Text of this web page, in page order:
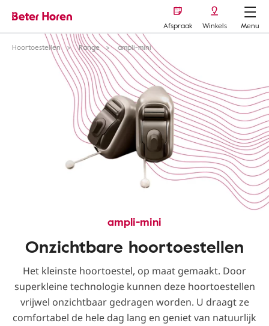
Afspraak Winkels
Menu
Hoortoestellen
Range ampli-mini
ampli-mini
Onzichtbare hoortoestellen
Het kleinste hoortoestel, op maat gemaakt. Door
superkleine technologie kunnen deze hoortoestellen
vrijwel onzichtbaar gedragen worden. U draagt ze
comfortabel de hele dag lang en geniet van natuurlijk